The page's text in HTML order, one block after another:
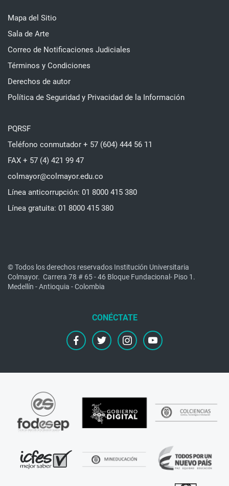
Mapa del Sitio
Sala de Arte
Correo de Notificaciones Judiciales
Términos y Condiciones
Derechos de autor
Política de Seguridad y Privacidad de la Información
PQRSF
Teléfono conmutador + 57 (604) 444 56 11
FAX + 57 (4) 421 99 47
colmayor@colmayor.edu.co
Línea anticorrupción: 01 8000 415 380
Línea gratuita: 01 8000 415 380
© Todos los derechos reservados Institución Universitaria
Colmayor. Carrera 78 # 65 - 46 Bloque Fundacional- Piso 1.
Medellín - Antioquia - Colombia